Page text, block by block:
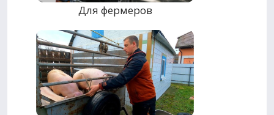
Для фермеров